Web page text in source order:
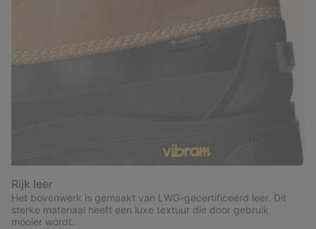
Rijk leer
Het bovenwerk is gemaakt van LWG-gecertificeerd leer. Dit
sterke materiaal heeft een luxe textuur die door gebruik
mooier wordt.